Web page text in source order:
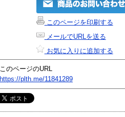
このページを印刷する
メールでURLを送る
お気に入りに追加する
このページのURL
https://plth.me/11841289